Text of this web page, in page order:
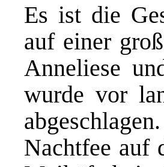
Es ist die
auf einer
Anneliese
wurde vor
Nachtfee auf